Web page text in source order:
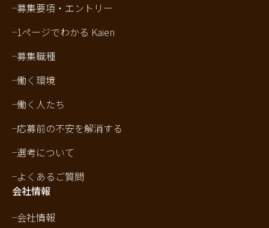
募集要項・エントリー
1ページでわかる Kaien
募集職種
働く環境
働く人たち
応募前の不安を解消する
選考について
よくあるご質問
会社情報
会社情報